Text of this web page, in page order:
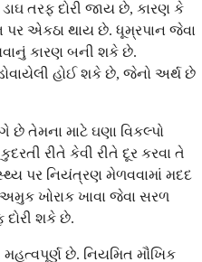
તરફ દોરી જાય છે, કારણ કે
એકઠા થાય છે. ધૂમ્રપાન જેવા
કારણ બની શકે છે.
હોઈ શકે છે, જેનો અર્થ છે
તેમના માટે ઘણા વિકલ્પો
રીતે કેવી રીતે દૂર કરવા તે
પર નિયંત્રણ મેળવવામાં મદદ
ખોરાક ખાવા જેવા સરળ
શકે છે.
છે. નિયમિત મૌખિક